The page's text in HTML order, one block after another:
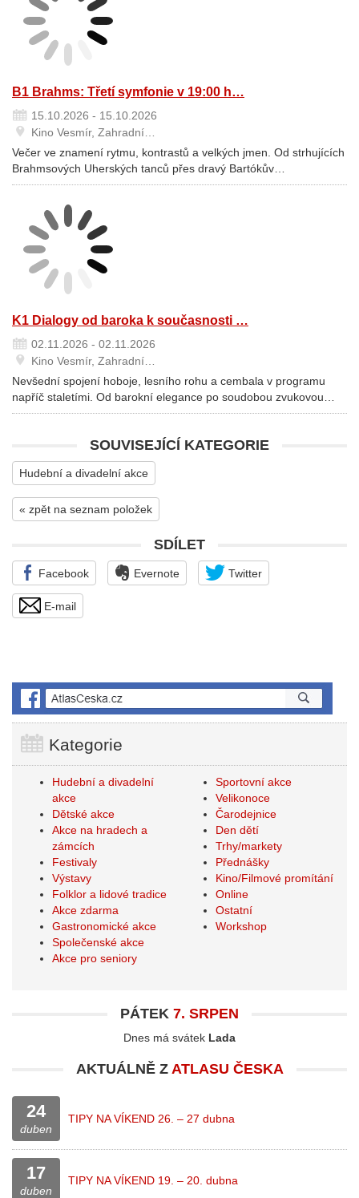
B1 Brahms: Třetí symfonie v 19:00 h…
15.10.2026 - 15.10.2026
Kino Vesmír, Zahradní…
Večer ve znamení rytmu, kontrastů a velkých jmen. Od strhujících
Brahmsových Uherských tanců přes dravý Bartókův…
K1 Dialogy od baroka k současnosti …
02.11.2026 - 02.11.2026
Kino Vesmír, Zahradní…
Nevšední spojení hoboje, lesního rohu a cembala v programu
napříč staletími. Od barokní elegance po soudobou zvukovou…
SOUVISEJÍCÍ KATEGORIE
Hudební a divadelní akce
« zpět na seznam položek
SDÍLET
Facebook Evernote Twitter
E-mail
Kategorie
Hudební a divadelní
akce
Dětské akce
Akce na hradech a
zámcích
Festivaly
Výstavy
Folklor a lidové tradice
Akce zdarma
Gastronomické akce
Společenské akce
Akce pro seniory
Sportovní akce
Velikonoce
Čarodejnice
Den dětí
Trhy/markety
Přednášky
Kino/Filmové promítání
Online
Ostatní
Workshop
PÁTEK 7. SRPEN
Dnes má svátek Lada
AKTUÁLNĚ Z ATLASU ČESKA
24
duben
TIPY NA VÍKEND 26. – 27 dubna
17
duben
TIPY NA VÍKEND 19. – 20. dubna